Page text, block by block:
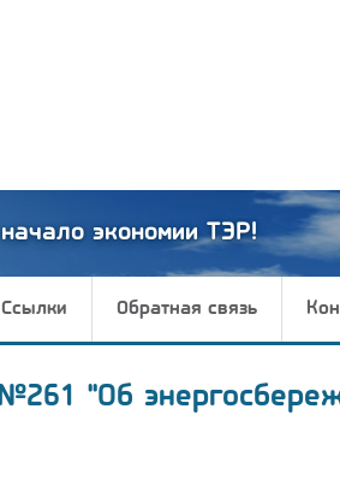
экономии ТЭР!
Ссылки Обратная связь
"Об